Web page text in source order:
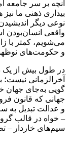
آنچه بر سر جامعه
بیداری ذهنی ما
نوعی دیگر
واقعی انسان‌بودن
می‌شویم، کمتر با
و حکومت‌های
در طول بیش از یک
آخرالزمانی نیست؛
گویی به‌جای جهان
جهانی که قانون
و عدالت تبدیل به
– خواه در قالب
سیم‌های خاردار –